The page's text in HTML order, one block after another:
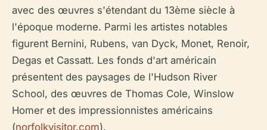
avec des œuvres s'étendant du 13ème siècle à
l'époque moderne. Parmi les artistes notables
figurent Bernini, Rubens, van Dyck, Monet, Renoir,
Degas et Cassatt. Les fonds d'art américain
présentent des paysages de l'Hudson River
School, des œuvres de Thomas Cole, Winslow
Homer et des impressionnistes américains
(norfolkvisitor.com).